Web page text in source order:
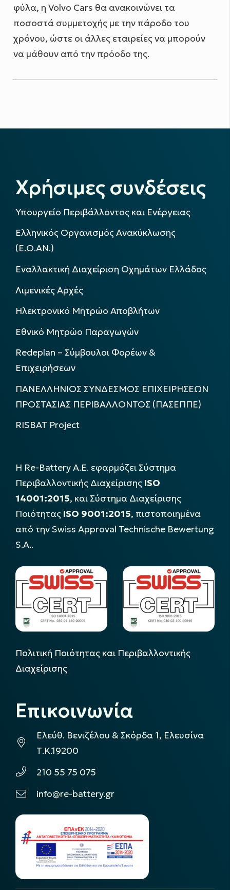
φύλα, η Volvo Cars θα ανακοινώνει τα
ποσοστά συμμετοχής με την πάροδο του
χρόνου, ώστε οι άλλες εταιρείες να μπορούν
να μάθουν από την πρόοδο της.
Χρήσιμες συνδέσεις
Υπουργείο Περιβάλλοντος και Ενέργειας
Ελληνικός Οργανισμός Ανακύκλωσης
(Ε.Ο.ΑΝ.)
Εναλλακτική Διαχείριση Οχημάτων Ελλάδος
Λιμενικές Αρχές
Ηλεκτρονικό Μητρώο Αποβλήτων
Εθνικό Μητρώο Παραγωγών
Redeplan – Σύμβουλοι Φορέων &
Επιχειρήσεων
ΠΑΝΕΛΛΗΝΙΟΣ ΣΥΝΔΕΣΜΟΣ ΕΠΙΧΕΙΡΗΣΕΩΝ
ΠΡΟΣΤΑΣΙΑΣ ΠΕΡΙΒΑΛΛΟΝΤΟΣ (ΠΑΣΕΠΠΕ)
RISBAT Project
Η Re-Battery Α.Ε. εφαρμόζει Σύστημα
Περιβαλλοντικής Διαχείρισης ISO
14001:2015, και Σύστημα Διαχείρισης
Ποιότητας ISO 9001:2015, πιστοποιημένα
από την Swiss Approval Technische Bewertung
S.A..
Πολιτική Ποιότητας και Περιβαλλοντικής
Διαχείρισης
Επικοινωνία
Ελεύθ. Βενιζέλου & Σκόρδα 1, Ελευσίνα
Τ.Κ.19200
210 55 75 075
info@re-battery.gr